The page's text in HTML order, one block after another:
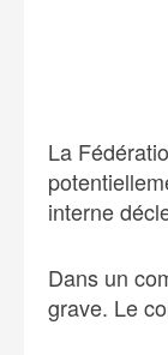
La
interne
Dans un
grave. Le